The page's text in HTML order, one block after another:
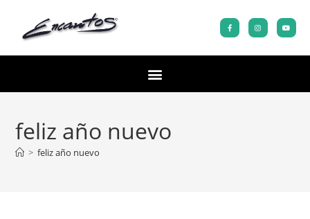
feliz año nuevo
> feliz año nuevo